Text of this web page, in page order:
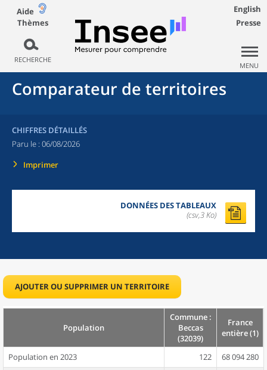
Aide
Thèmes
RECHERCHE
English
Presse
MENU
Comparateur de territoires
CHIFFRES DÉTAILLÉS
Paru le : 06/08/2026
Imprimer
DONNÉES DES TABLEAUX
(csv,3 Ko)
AJOUTER OU SUPPRIMER UN TERRITOIRE
Population
Commune :
Beccas
(32039)
France
entière (1)
Population en 2023 122
68 094 280